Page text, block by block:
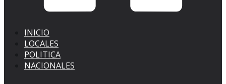
INICIO
LOCALES
POLITICA
NACIONALES